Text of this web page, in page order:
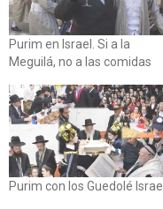
Purim en Israel. Si a la
Meguilá, no a las comidas
Purim con los Guedolé Israel